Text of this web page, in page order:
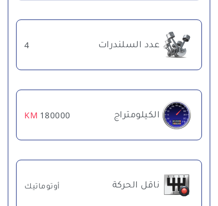
عدد السلندرات 4
الكيلومتراج 180000
KM
ناقل الحركة أوتوماتيك